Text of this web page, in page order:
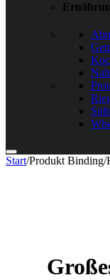
Start/Produkt Binding/